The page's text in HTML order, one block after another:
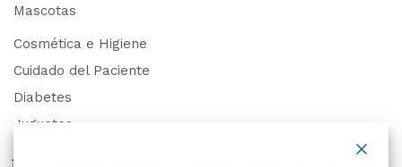
Mascotas
Cosmética e Higiene
Cuidado del Paciente
Diabetes
Juguetes